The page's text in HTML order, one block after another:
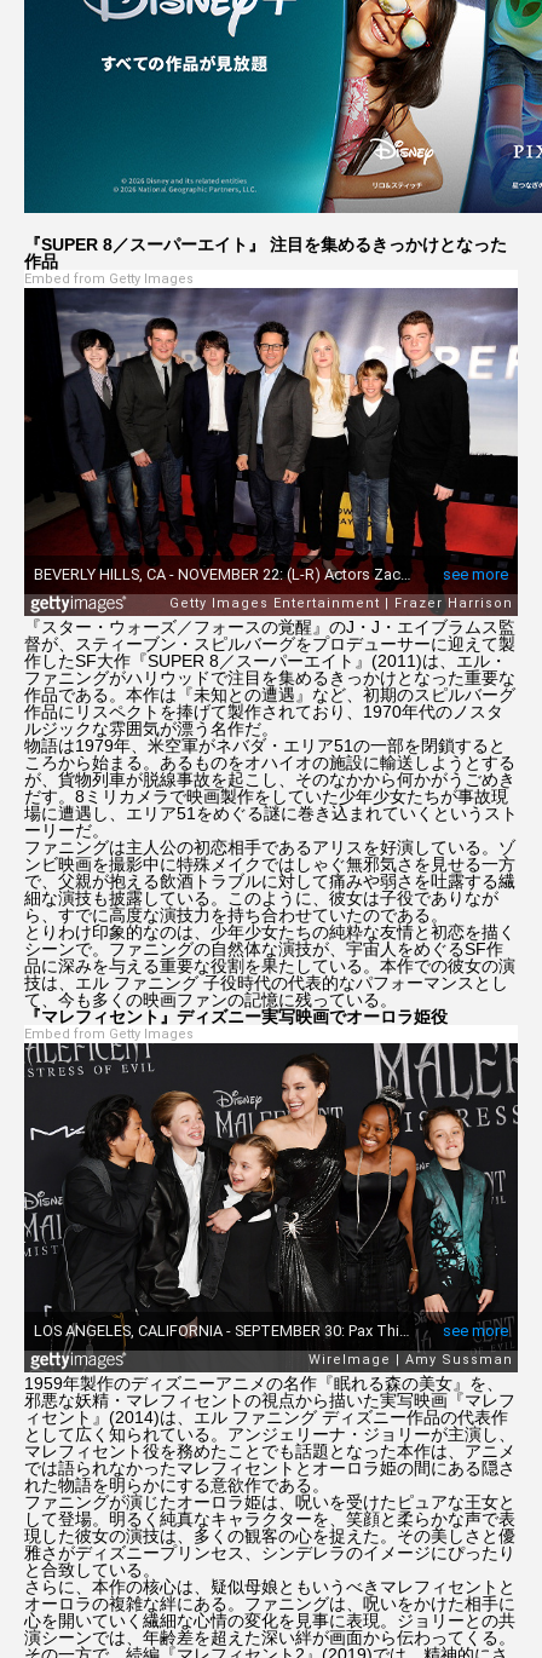
『SUPER 8／スーパーエイト』 注目を集めるきっかけとなった
作品
Embed from Getty Images
『スター・ウォーズ／フォースの覚醒』のJ・J・エイブラムス監
督が、スティーブン・スピルバーグをプロデューサーに迎えて製
作したSF大作『SUPER 8／スーパーエイト』(2011)は、エル・
ファニングがハリウッドで注目を集めるきっかけとなった重要な
作品である。本作は『未知との遭遇』など、初期のスピルバーグ
作品にリスペクトを捧げて製作されており、1970年代のノスタ
ルジックな雰囲気が漂う名作だ。
物語は1979年、米空軍がネバダ・エリア51の一部を閉鎖すると
ころから始まる。あるものをオハイオの施設に輸送しようとする
が、貨物列車が脱線事故を起こし、そのなかから何かがうごめき
だす。8ミリカメラで映画製作をしていた少年少女たちが事故現
場に遭遇し、エリア51をめぐる謎に巻き込まれていくというスト
ーリーだ。
ファニングは主人公の初恋相手であるアリスを好演している。ゾ
ンビ映画を撮影中に特殊メイクではしゃぐ無邪気さを見せる一方
で、父親が抱える飲酒トラブルに対して痛みや弱さを吐露する繊
細な演技も披露している。このように、彼女は子役でありなが
ら、すでに高度な演技力を持ち合わせていたのである。
とりわけ印象的なのは、少年少女たちの純粋な友情と初恋を描く
シーンで。ファニングの自然体な演技が、宇宙人をめぐるSF作
品に深みを与える重要な役割を果たしている。本作での彼女の演
技は、エル ファニング 子役時代の代表的なパフォーマンスとし
て、今も多くの映画ファンの記憶に残っている。
『マレフィセント』ディズニー実写映画でオーロラ姫役
Embed from Getty Images
1959年製作のディズニーアニメの名作『眠れる森の美女』を、
邪悪な妖精・マレフィセントの視点から描いた実写映画『マレフ
ィセント』(2014)は、エル ファニング ディズニー作品の代表作
として広く知られている。アンジェリーナ・ジョリーが主演し、
マレフィセント役を務めたことでも話題となった本作は、アニメ
では語られなかったマレフィセントとオーロラ姫の間にある隠さ
れた物語を明らかにする意欲作である。
ファニングが演じたオーロラ姫は、呪いを受けたピュアな王女と
して登場。明るく純真なキャラクターを、笑顔と柔らかな声で表
現した彼女の演技は、多くの観客の心を捉えた。その美しさと優
雅さがディズニープリンセス、シンデレラのイメージにぴったり
と合致している。
さらに、本作の核心は、疑似母娘ともいうべきマレフィセントと
オーロラの複雑な絆にある。ファニングは、呪いをかけた相手に
心を開いていく繊細な心情の変化を見事に表現。ジョリーとの共
演シーンでは、年齢差を超えた深い絆が画面から伝わってくる。